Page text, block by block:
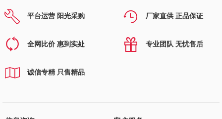
平台运营 阳光采购 厂家直供 正品保证
全网比价 惠到实处 专业团队 无忧售后
诚信专精 只售精品